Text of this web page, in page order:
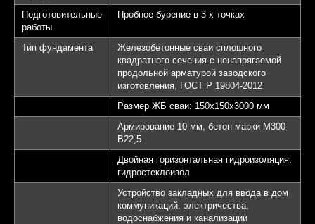
Подготовительные
работы
Пробное бурение в 3 х точках
Тип фундамента
Железобетонные сваи сплошного
квадратного сечения с ненапрягаемой
продольной арматурой заводского
изготовления, ГОСТ Р 19804-2012
Размер ЖБ сваи: 150х150х3000 мм
Армирование 10 мм, бетон марки М300
B22,5
Двойная горизонтальная гидроизоляция:
гидростеклоизол
Устройство закладных для ввода в дом
коммуникаций: электричества,
водоснабжения и канализации